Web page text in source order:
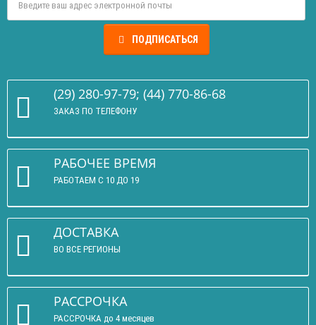
ПОДПИСАТЬСЯ
(29) 280-97-79; (44) 770-86-68
ЗАКАЗ ПО ТЕЛЕФОНУ
РАБОЧЕЕ ВРЕМЯ
РАБОТАЕМ С 10 ДО 19
ДОСТАВКА
ВО ВСЕ РЕГИОНЫ
РАССРОЧКА
РАССРОЧКА до 4 месяцев